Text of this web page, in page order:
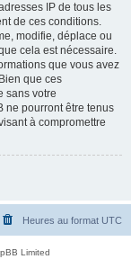
IP de tous les
de ces conditions.
modifie, déplace ou
cela est nécessaire.
que vous avez
que ces
sans votre
ne pourront être tenus
à compromettre
Heures au format UTC
Limited